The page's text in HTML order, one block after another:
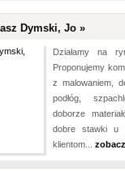
Dymski, Jo »
Działamy na
Proponujemy
z malowaniem,
podłóg,
doborze
dobre stawki u
klientom...